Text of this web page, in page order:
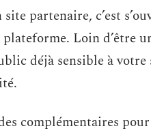
partenaire, c’est
Loin d’être
déjà sensible à
complémentaires